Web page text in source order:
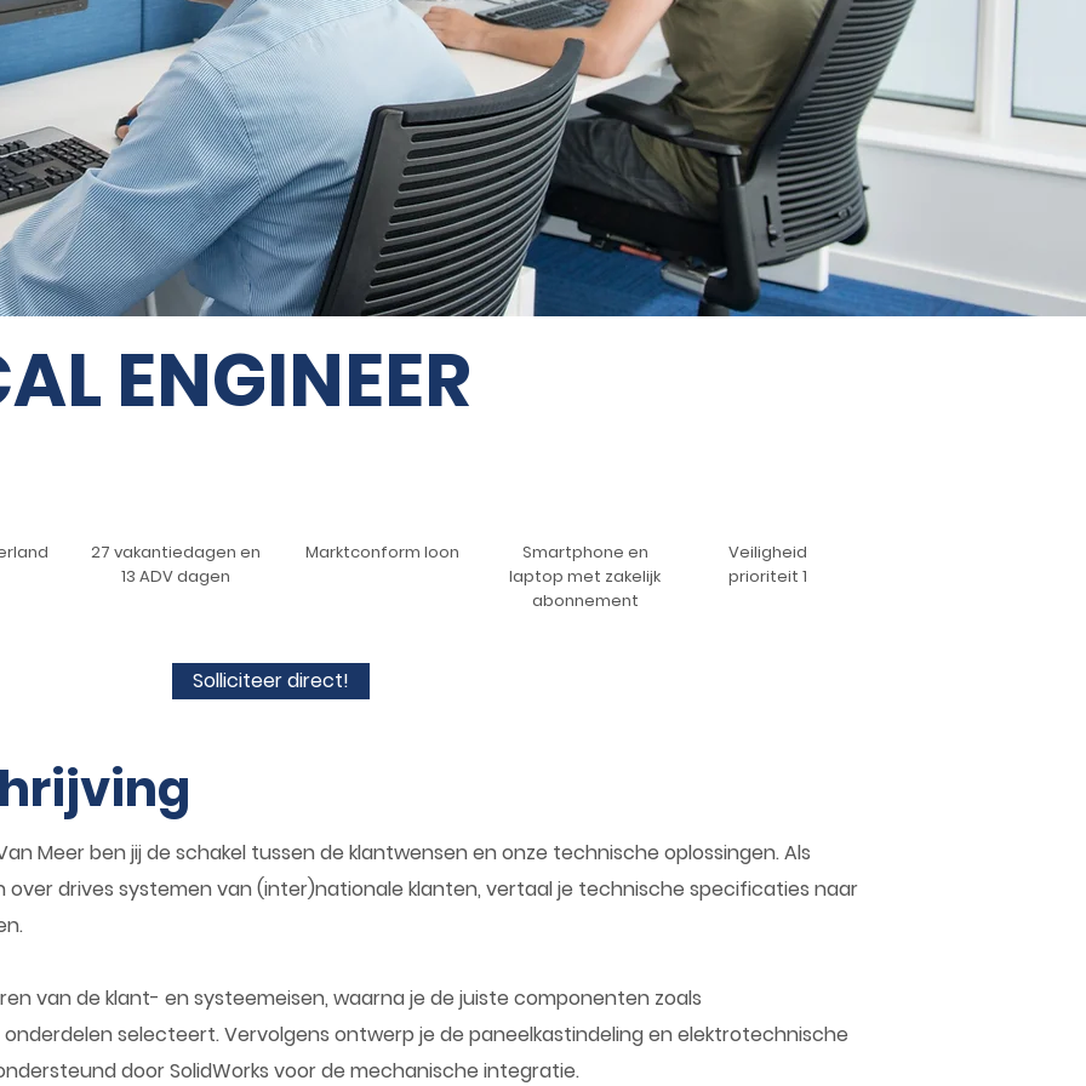
ENGINEER
27 vakantiedagen en
13 ADV dagen
Marktconform loon
Smartphone en
laptop met zakelijk
abonnement
Veiligheid
prioriteit 1
Solliciteer direct!
Meer ben jij de schakel tussen de klantwensen en onze technische oplossingen. Als
drives systemen van (inter)nationale klanten, vertaal je technische specificaties naar
van de klant- en systeemeisen, waarna je de juiste componenten zoals
selecteert. Vervolgens ontwerp je de paneelkastindeling en elektrotechnische
door SolidWorks voor de mechanische integratie.